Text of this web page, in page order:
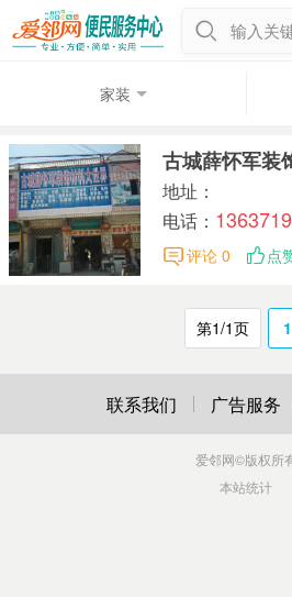
输入关
家装
古城薛怀军装
地址：
电话：
评论 0 点
第1/1页 1
联系我们 广告服务
爱邻网©版权所
本站统计